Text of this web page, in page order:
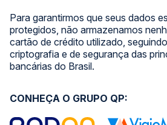
Para garantirmos que seus dados
protegidos, não armazenamos
cartão de crédito utilizado,
criptografia e de segurança das
bancárias do Brasil.
CONHEÇA O GRUPO QP: